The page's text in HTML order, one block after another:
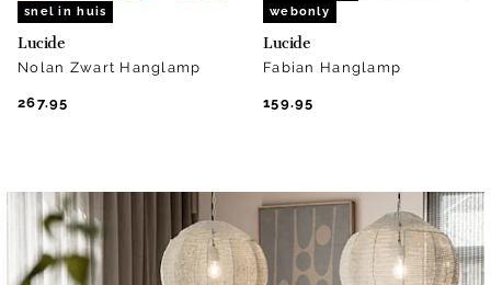
snel in huis
Lucide
Nolan Zwart Hanglamp
267.95
webonly
Lucide
Fabian Hanglamp
159.95